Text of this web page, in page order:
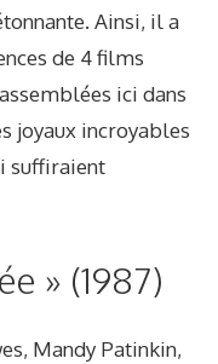
Ainsi, il a
de 4 films
ici dans
joyaux incroyables
suffiraient
» (1987)
Mandy Patinkin,